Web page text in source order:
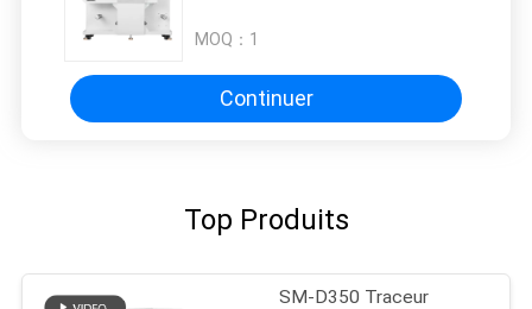
MOQ： 1
Continuer
Top Produits
SM-D350 Traceur